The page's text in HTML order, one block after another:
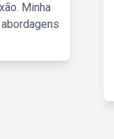
Minha